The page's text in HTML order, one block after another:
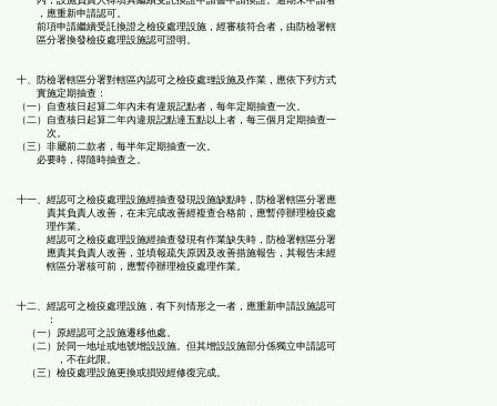
，應重新申請認可。
前項申請繼續受託換證之檢疫處理設施，經審核符合者，由防檢署轄
區分署換發檢疫處理設施認可證明。
十、防檢署轄區分署對轄區內認可之檢疫處理設施及作業，應依下列方式
實施定期抽查：
（一）自查核日起算二年內未有違規記點者，每年定期抽查一次。
（二）自查核日起算二年內違規記點達五點以上者，每三個月定期抽查一
次。
（三）非屬前二款者，每半年定期抽查一次。
必要時，得隨時抽查之。
十一、經認可之檢疫處理設施經抽查發現設施缺點時，防檢署轄區分署應
責其負責人改善，在未完成改善經複查合格前，應暫停辦理檢疫處
理作業。
經認可之檢疫處理設施經抽查發現有作業缺失時，防檢署轄區分署
應責其負責人改善，並填報疏失原因及改善措施報告，其報告未經
轄區分署核可前，應暫停辦理檢疫處理作業。
十二、經認可之檢疫處理設施，有下列情形之一者，應重新申請設施認可
：
（一）原經認可之設施遷移他處。
（二）於同一地址或地號增設設施。但其增設設施部分係獨立申請認可
，不在此限。
（三）檢疫處理設施更換或損毀經修復完成。